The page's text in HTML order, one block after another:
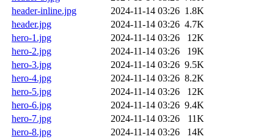
header-inline.jpg
2024-11-14 03:26 1.8K
header.jpg
2024-11-14 03:26 4.7K
hero-1.jpg
2024-11-14 03:26
12K
hero-2.jpg
2024-11-14 03:26
19K
hero-3.jpg
2024-11-14 03:26 9.5K
hero-4.jpg
2024-11-14 03:26 8.2K
hero-5.jpg
2024-11-14 03:26
12K
hero-6.jpg
2024-11-14 03:26 9.4K
hero-7.jpg
2024-11-14 03:26
11K
hero-8.jpg
2024-11-14 03:26
14K